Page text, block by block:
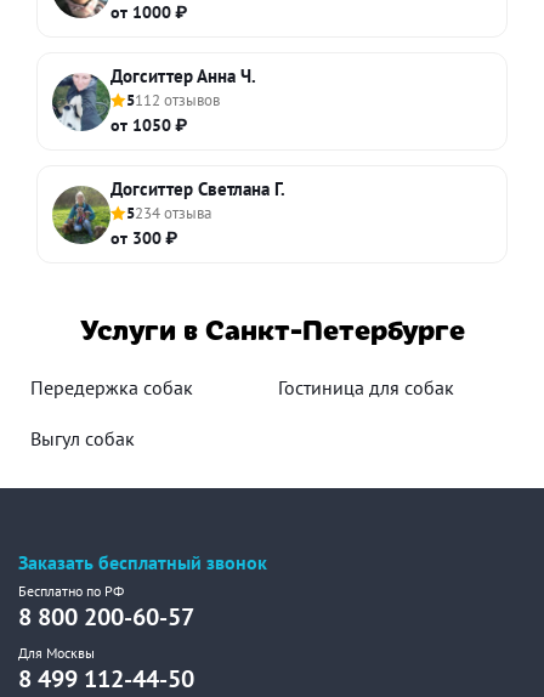
от 1000 ₽
Догситтер Анна Ч.
5112 отзывов
от 1050 ₽
Догситтер Светлана Г.
5234 отзыва
от 300 ₽
Услуги в Санкт-Петербурге
Передержка собак Гостиница для собак
Выгул собак
Заказать бесплатный звонок
Бесплатно по РФ
8 800 200-60-57
Для Москвы
8 499 112-44-50